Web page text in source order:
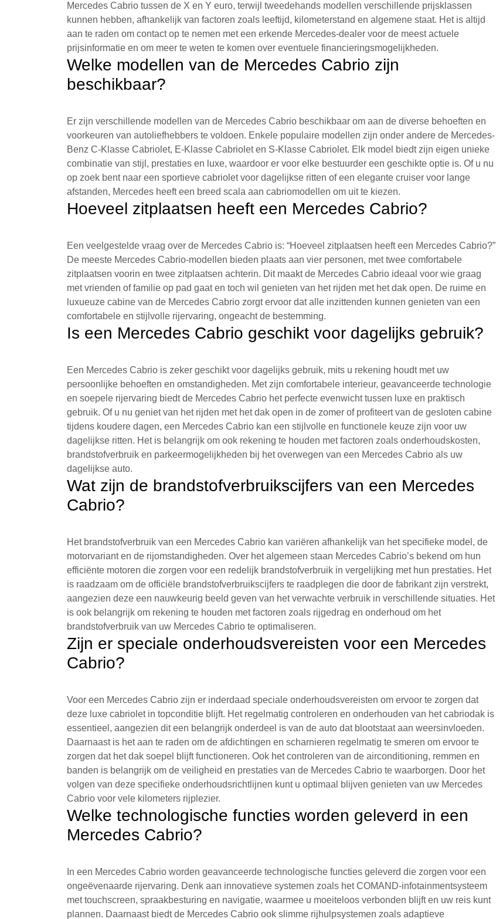
Mercedes Cabrio tussen de X en Y euro, terwijl tweedehands modellen verschillende prijsklassen
kunnen hebben, afhankelijk van factoren zoals leeftijd, kilometerstand en algemene staat. Het is altijd
aan te raden om contact op te nemen met een erkende Mercedes-dealer voor de meest actuele
prijsinformatie en om meer te weten te komen over eventuele financieringsmogelijkheden.
Welke modellen van de Mercedes Cabrio zijn
beschikbaar?
Er zijn verschillende modellen van de Mercedes Cabrio beschikbaar om aan de diverse behoeften en
voorkeuren van autoliefhebbers te voldoen. Enkele populaire modellen zijn onder andere de Mercedes-
Benz C-Klasse Cabriolet, E-Klasse Cabriolet en S-Klasse Cabriolet. Elk model biedt zijn eigen unieke
combinatie van stijl, prestaties en luxe, waardoor er voor elke bestuurder een geschikte optie is. Of u nu
op zoek bent naar een sportieve cabriolet voor dagelijkse ritten of een elegante cruiser voor lange
afstanden, Mercedes heeft een breed scala aan cabriomodellen om uit te kiezen.
Hoeveel zitplaatsen heeft een Mercedes Cabrio?
Een veelgestelde vraag over de Mercedes Cabrio is: “Hoeveel zitplaatsen heeft een Mercedes Cabrio?”
De meeste Mercedes Cabrio-modellen bieden plaats aan vier personen, met twee comfortabele
zitplaatsen voorin en twee zitplaatsen achterin. Dit maakt de Mercedes Cabrio ideaal voor wie graag
met vrienden of familie op pad gaat en toch wil genieten van het rijden met het dak open. De ruime en
luxueuze cabine van de Mercedes Cabrio zorgt ervoor dat alle inzittenden kunnen genieten van een
comfortabele en stijlvolle rijervaring, ongeacht de bestemming.
Is een Mercedes Cabrio geschikt voor dagelijks gebruik?
Een Mercedes Cabrio is zeker geschikt voor dagelijks gebruik, mits u rekening houdt met uw
persoonlijke behoeften en omstandigheden. Met zijn comfortabele interieur, geavanceerde technologie
en soepele rijervaring biedt de Mercedes Cabrio het perfecte evenwicht tussen luxe en praktisch
gebruik. Of u nu geniet van het rijden met het dak open in de zomer of profiteert van de gesloten cabine
tijdens koudere dagen, een Mercedes Cabrio kan een stijlvolle en functionele keuze zijn voor uw
dagelijkse ritten. Het is belangrijk om ook rekening te houden met factoren zoals onderhoudskosten,
brandstofverbruik en parkeermogelijkheden bij het overwegen van een Mercedes Cabrio als uw
dagelijkse auto.
Wat zijn de brandstofverbruikscijfers van een Mercedes
Cabrio?
Het brandstofverbruik van een Mercedes Cabrio kan variëren afhankelijk van het specifieke model, de
motorvariant en de rijomstandigheden. Over het algemeen staan Mercedes Cabrio’s bekend om hun
efficiënte motoren die zorgen voor een redelijk brandstofverbruik in vergelijking met hun prestaties. Het
is raadzaam om de officiële brandstofverbruikscijfers te raadplegen die door de fabrikant zijn verstrekt,
aangezien deze een nauwkeurig beeld geven van het verwachte verbruik in verschillende situaties. Het
is ook belangrijk om rekening te houden met factoren zoals rijgedrag en onderhoud om het
brandstofverbruik van uw Mercedes Cabrio te optimaliseren.
Zijn er speciale onderhoudsvereisten voor een Mercedes
Cabrio?
Voor een Mercedes Cabrio zijn er inderdaad speciale onderhoudsvereisten om ervoor te zorgen dat
deze luxe cabriolet in topconditie blijft. Het regelmatig controleren en onderhouden van het cabriodak is
essentieel, aangezien dit een belangrijk onderdeel is van de auto dat blootstaat aan weersinvloeden.
Daarnaast is het aan te raden om de afdichtingen en scharnieren regelmatig te smeren om ervoor te
zorgen dat het dak soepel blijft functioneren. Ook het controleren van de airconditioning, remmen en
banden is belangrijk om de veiligheid en prestaties van de Mercedes Cabrio te waarborgen. Door het
volgen van deze specifieke onderhoudsrichtlijnen kunt u optimaal blijven genieten van uw Mercedes
Cabrio voor vele kilometers rijplezier.
Welke technologische functies worden geleverd in een
Mercedes Cabrio?
In een Mercedes Cabrio worden geavanceerde technologische functies geleverd die zorgen voor een
ongeëvenaarde rijervaring. Denk aan innovatieve systemen zoals het COMAND-infotainmentsysteem
met touchscreen, spraakbesturing en navigatie, waarmee u moeiteloos verbonden blijft en uw reis kunt
plannen. Daarnaast biedt de Mercedes Cabrio ook slimme rijhulpsystemen zoals adaptieve